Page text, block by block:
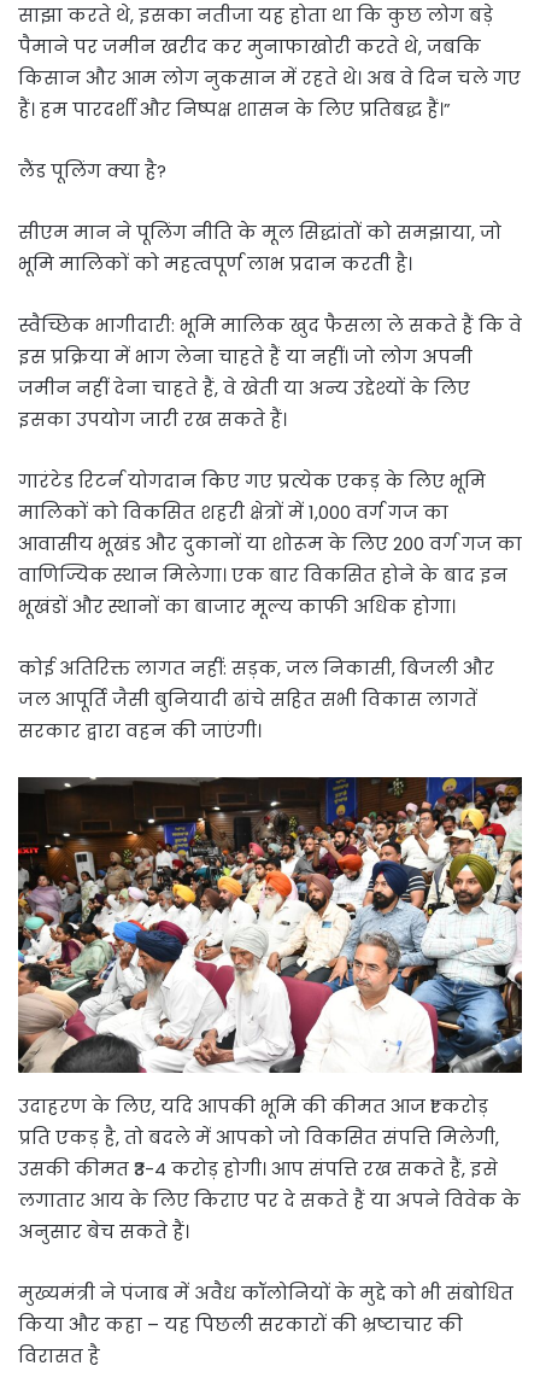
साझा करते थे, इसका नतीजा यह होता था कि कुछ लोग बड़े
पैमाने पर जमीन खरीद कर मुनाफाखोरी करते थे, जबकि
किसान और आम लोग नुकसान में रहते थे। अब वे दिन चले गए
हैं। हम पारदर्शी और निष्पक्ष शासन के लिए प्रतिबद्ध हैं।”
लैंड पूलिंग क्या है?
सीएम मान ने पूलिंग नीति के मूल सिद्धांतों को समझाया, जो
भूमि मालिकों को महत्वपूर्ण लाभ प्रदान करती है।
स्वैच्छिक भागीदारी: भूमि मालिक खुद फैसला ले सकते हैं कि वे
इस प्रक्रिया में भाग लेना चाहते हैं या नहीं। जो लोग अपनी
जमीन नहीं देना चाहते हैं, वे खेती या अन्य उद्देश्यों के लिए
इसका उपयोग जारी रख सकते हैं।
गारंटेड रिटर्न योगदान किए गए प्रत्येक एकड़ के लिए भूमि
मालिकों को विकसित शहरी क्षेत्रों में 1,000 वर्ग गज का
आवासीय भूखंड और दुकानों या शोरूम के लिए 200 वर्ग गज का
वाणिज्यिक स्थान मिलेगा। एक बार विकसित होने के बाद इन
भूखंडों और स्थानों का बाजार मूल्य काफी अधिक होगा।
कोई अतिरिक्त लागत नहीं: सड़क, जल निकासी, बिजली और
जल आपूर्ति जैसी बुनियादी ढांचे सहित सभी विकास लागतें
सरकार द्वारा वहन की जाएंगी।
उदाहरण के लिए, यदि आपकी भूमि की कीमत आज ₹1 करोड़
प्रति एकड़ है, तो बदले में आपको जो विकसित संपत्ति मिलेगी,
उसकी कीमत ₹3-4 करोड़ होगी। आप संपत्ति रख सकते हैं, इसे
लगातार आय के लिए किराए पर दे सकते हैं या अपने विवेक के
अनुसार बेच सकते हैं।
मुख्यमंत्री ने पंजाब में अवैध कॉलोनियों के मुद्दे को भी संबोधित
किया और कहा – यह पिछली सरकारों की भ्रष्टाचार की
विरासत है